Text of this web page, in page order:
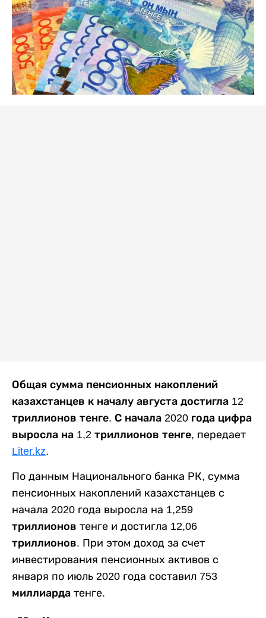
Общая сумма пенсионных накоплений
казахстанцев к началу августа достигла 12
триллионов тенге. С начала 2020 года цифра
выросла на 1,2 триллионов тенге, передает
Liter.kz.
По данным Национального банка РК, сумма
пенсионных накоплений казахстанцев с
начала 2020 года выросла на 1,259
триллионов тенге и достигла 12,06
триллионов. При этом доход за счет
инвестирования пенсионных активов с
января по июль 2020 года составил 753
миллиарда тенге.